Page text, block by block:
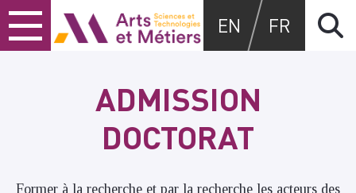
Skip
to
content
Skip
to
main
Skip
to
search
Arts et métiers
EN FR
ADMISSION
DOCTORAT
Former à la recherche et par la recherche les acteurs des